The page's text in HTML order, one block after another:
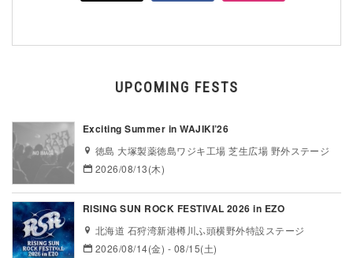
UPCOMING FESTS
Exciting Summer in WAJIKI’26
徳島 大塚製薬徳島ワジキ工場 芝生広場 野外ステージ
2026/08/13(木)
RISING SUN ROCK FESTIVAL 2026 in EZO
北海道 石狩湾新港樽川ふ頭横野外特設ステージ
2026/08/14(金) - 08/15(土)